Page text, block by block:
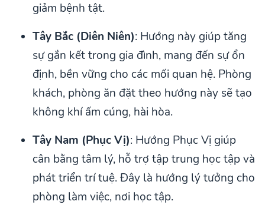
giảm bệnh tật.
Tây Bắc (Diên Niên): Hướng này giúp tăng
sự gắn kết trong gia đình, mang đến sự ổn
định, bền vững cho các mối quan hệ. Phòng
khách, phòng ăn đặt theo hướng này sẽ tạo
không khí ấm cúng, hài hòa.
Tây Nam (Phục Vị): Hướng Phục Vị giúp
cân bằng tâm lý, hỗ trợ tập trung học tập và
phát triển trí tuệ. Đây là hướng lý tưởng cho
phòng làm việc, nơi học tập.